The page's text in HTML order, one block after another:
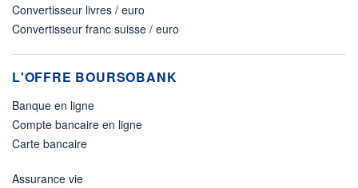
Convertisseur livres / euro
Convertisseur franc suisse / euro
L'OFFRE BOURSOBANK
Banque en ligne
Compte bancaire en ligne
Carte bancaire
Assurance vie